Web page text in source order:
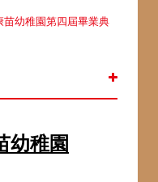
苗幼稚園第四屆畢業典
幼稚園